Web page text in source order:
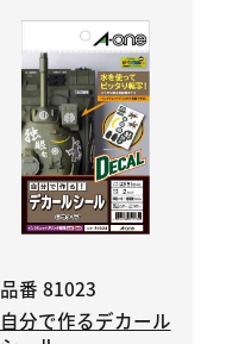
品番 81023
自分で作るデカール